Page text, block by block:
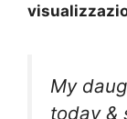
My
today &